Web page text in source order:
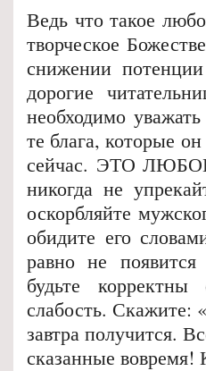
Ведь что такое
творческое
снижении
дорогие
необходимо
те блага, которые
сейчас. ЭТО
никогда не
оскорбляйте
обидите его
равно не появится
будьте
слабость. Скажите:
завтра получится.
сказанные